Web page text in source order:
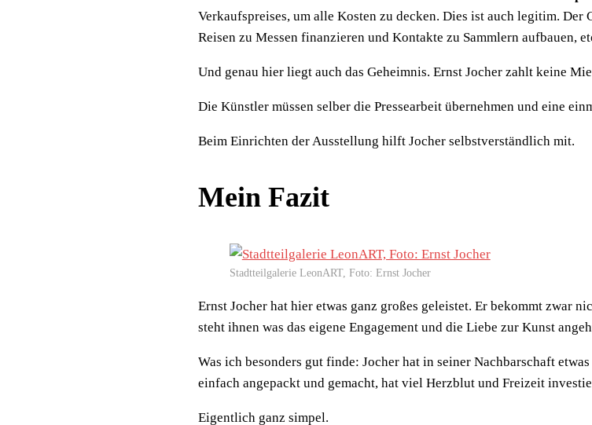
Verkaufspreises, um alle Kosten zu decken. Dies ist auch legitim. Der
Reisen zu Messen finanzieren und Kontakte zu Sammlern aufbauen,
Und genau hier liegt auch das Geheimnis. Ernst Jocher zahlt keine
Die Künstler müssen selber die Pressearbeit übernehmen und eine
Beim Einrichten der Ausstellung hilft Jocher selbstverständlich mit.
Mein Fazit
Stadtteilgalerie LeonART, Foto: Ernst Jocher
Ernst Jocher hat hier etwas ganz großes geleistet. Er bekommt zwar
steht ihnen was das eigene Engagement und die Liebe zur Kunst
Was ich besonders gut finde: Jocher hat in seiner Nachbarschaft
einfach angepackt und gemacht, hat viel Herzblut und Freizeit
Eigentlich ganz simpel.